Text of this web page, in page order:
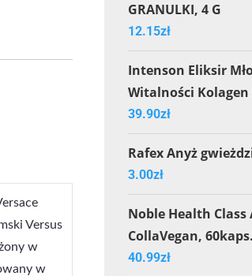
Versus
w
w
GRANULKI, 4 G
12.15zł
Intenson Eliksir
Witalności
39.90zł
Rafex Anyż
3.00zł
Noble Health Class
CollaVegan, 60kaps.
40.99zł